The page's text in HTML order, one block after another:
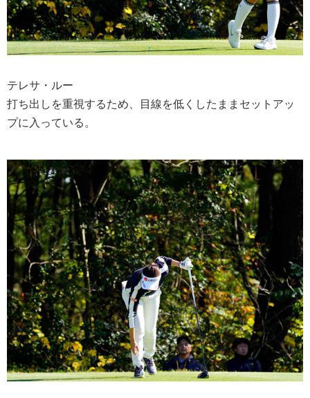
テレサ・ルー
打ち出しを重視するため、目線を低くしたままセットアッ
プに入っている。